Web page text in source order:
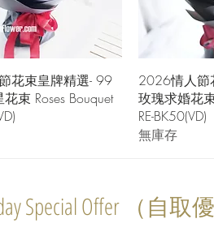
快速瀏覽
花束皇牌精選- 99
束 Roses Bouquet
2026情人節
玫瑰求婚花
RE-BK50(VD)
無庫存
Special Offer （自